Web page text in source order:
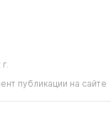
публикации на сайте